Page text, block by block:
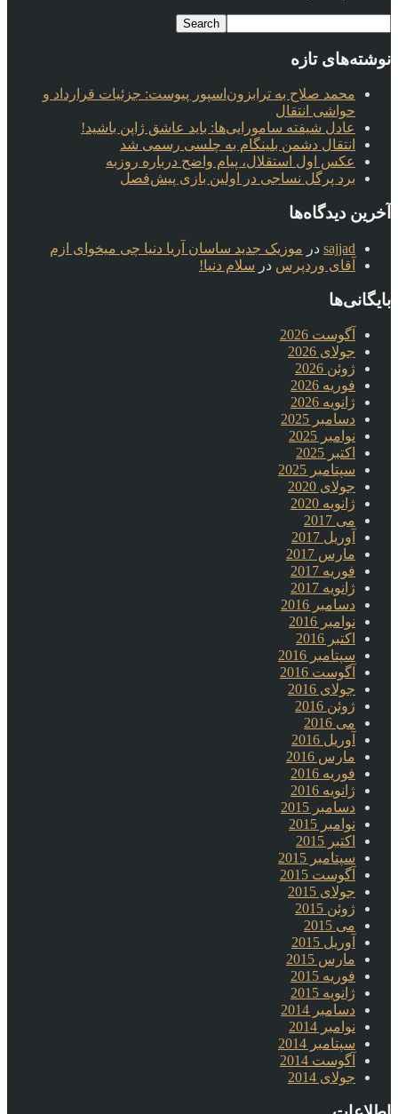
نوشته‌های تازه
محمد صلاح به ترابزون‌اسپور پیوست: جزئیات قرارداد و
حواشی انتقال
عادل شیفته سامورایی‌ها: باید عاشق ژاپن باشید!
انتقال دشمن بلینگام به چلسی رسمی شد
عکس اول استقلال، پیام واضح درباره روزبه
برد پرگل نساجی در اولین بازی پیش‌فصل
آخرین دیدگاه‌ها
sajjad در موزیک جدید ساسان آریا دنیا چی میخوای ازم
آقای وردپرس در سلام دنیا!
بایگانی‌ها
آگوست 2026
جولای 2026
ژوئن 2026
فوریه 2026
ژانویه 2026
دسامبر 2025
نوامبر 2025
اکتبر 2025
سپتامبر 2025
جولای 2020
ژانویه 2020
می 2017
آوریل 2017
مارس 2017
فوریه 2017
ژانویه 2017
دسامبر 2016
نوامبر 2016
اکتبر 2016
سپتامبر 2016
آگوست 2016
جولای 2016
ژوئن 2016
می 2016
آوریل 2016
مارس 2016
فوریه 2016
ژانویه 2016
دسامبر 2015
نوامبر 2015
اکتبر 2015
سپتامبر 2015
آگوست 2015
جولای 2015
ژوئن 2015
می 2015
آوریل 2015
مارس 2015
فوریه 2015
ژانویه 2015
دسامبر 2014
نوامبر 2014
سپتامبر 2014
آگوست 2014
جولای 2014